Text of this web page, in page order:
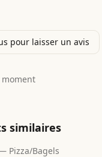
pour laisser un avis
similaires
Pizza/Bagels